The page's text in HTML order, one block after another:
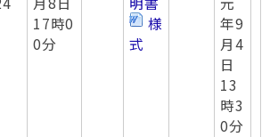
17時0
0分
様
式
年9
月4
日
13
時3
0分